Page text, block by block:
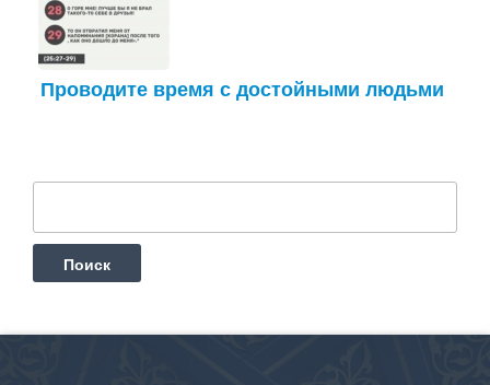
Проводите время с достойными людьми